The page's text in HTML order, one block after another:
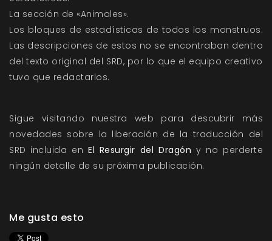
La sección de «Animales».
Los bloques de estadísticas de todos los monstruos.
Las descripciones de estos no se encontraban dentro
del texto original del SRD, por lo que el equipo creativo
tuvo que redactarlos.
Sigue visitando nuestra web para descubrir más
novedades sobre la liberación de la traducción del
SRD incluida en El Resurgir del Dragón y no perderte
ningún detalle de su próxima publicación.
Me gusta esto